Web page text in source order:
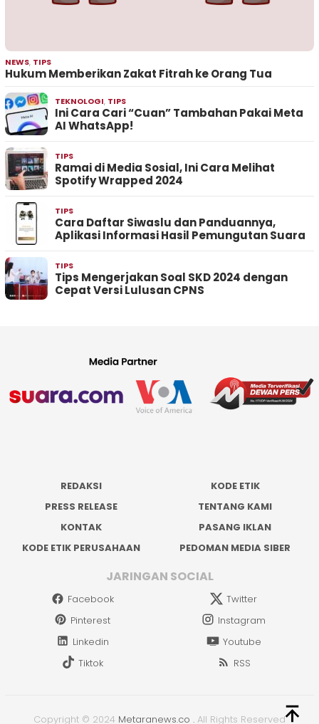
NEWS, TIPS
Hukum Memberikan Zakat Fitrah ke Orang Tua
TEKNOLOGI, TIPS
Ini Cara Cari “Cuan” Tambahan Pakai Meta
AI WhatsApp!
TIPS
Ramai di Media Sosial, Ini Cara Melihat
Spotify Wrapped 2024
TIPS
Cara Daftar Siwaslu dan Panduannya,
Aplikasi Informasi Hasil Pemungutan Suara
TIPS
Tips Mengerjakan Soal SKD 2024 dengan
Cepat Versi Lulusan CPNS
REDAKSI
KODE ETIK
PRESS RELEASE
TENTANG KAMI
KONTAK
PASANG IKLAN
KODE ETIK PERUSAHAAN
PEDOMAN MEDIA SIBER
JARINGAN SOCIAL
Facebook
Twitter
Pinterest
Instagram
Linkedin
Youtube
Tiktok
RSS
Copyright © 2024 Metaranews.co . All Rights Reserved